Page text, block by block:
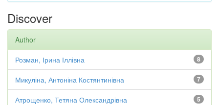
Discover
Author
8
Розман, Ірина Іллівна
7
Микуліна, Антоніна Костянтинівна
5
Атрощенко, Тетяна Олександрівна